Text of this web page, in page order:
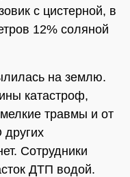
с цистерной, в
12% соляной
на землю.
катастроф,
травмы и от
других
Сотрудники
ДТП водой.